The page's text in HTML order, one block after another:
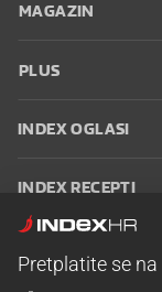
MAGAZIN
PLUS
INDEX OGLASI
INDEX RECEPTI
Pretplatite se na